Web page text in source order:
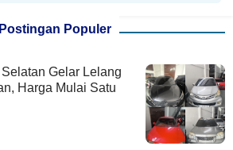
Postingan Populer
Gelar Lelang
Harga Mulai Satu